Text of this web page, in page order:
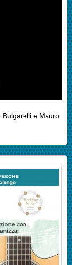
Bulgarelli e Mauro